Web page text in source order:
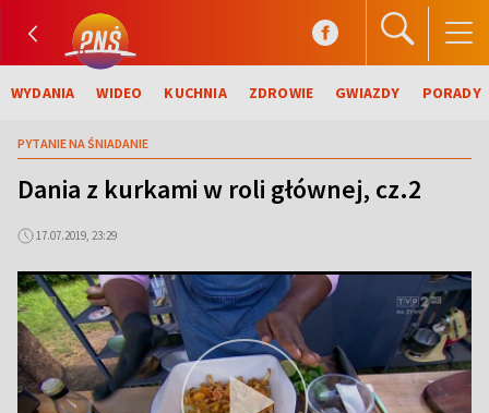
WYDANIA WIDEO KUCHNIA ZDROWIE GWIAZDY PORADY
PYTANIE NA ŚNIADANIE
Dania z kurkami w roli głównej, cz.2
17.07.2019, 23:29